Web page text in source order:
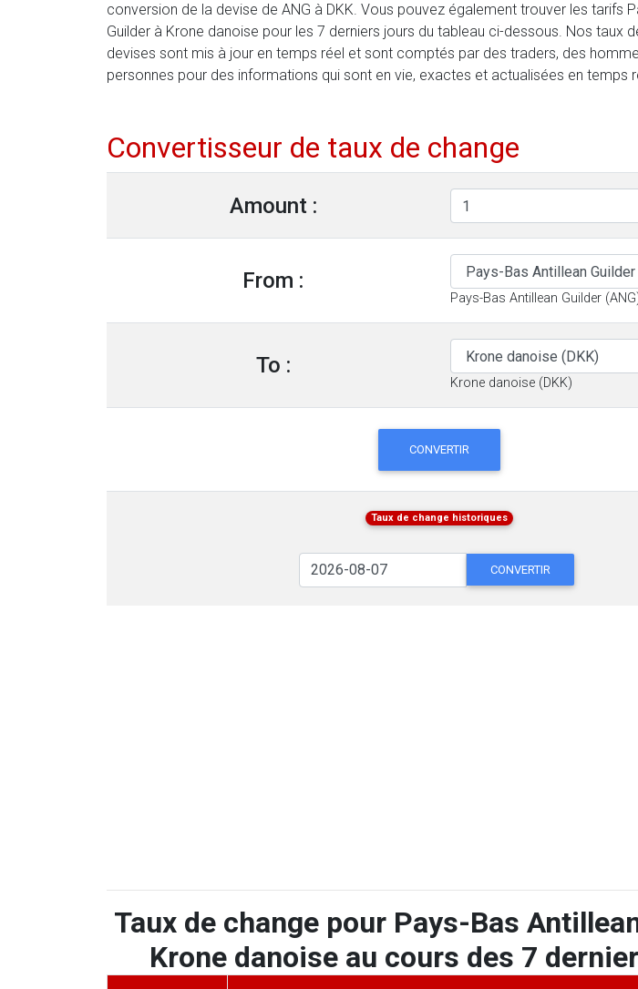
conversion de la devise de ANG à DKK. Vous pouvez également trouver les tarifs
Guilder à Krone danoise pour les 7 derniers jours du tableau ci-dessous. Nos taux
devises sont mis à jour en temps réel et sont comptés par des traders, des
personnes pour des informations qui sont en vie, exactes et actualisées en temps
Convertisseur de taux de change
Amount :
From :
Pays-Bas Antillean Guilder
To :
Krone danoise (DKK)
CONVERTIR
Taux de change historiques
CONVERTIR
Taux de change pour Pays-Bas
Krone danoise au cours des 7